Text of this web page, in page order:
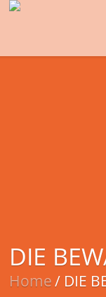
DIE
Home/ DIE